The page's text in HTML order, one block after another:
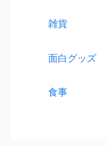
雑貨
面白グッズ
食事